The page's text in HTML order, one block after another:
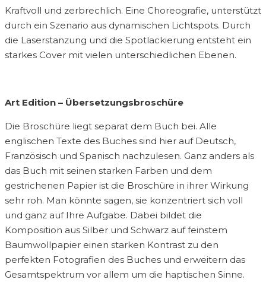
Kraftvoll und zerbrechlich. Eine Choreografie, unterstützt
durch ein Szenario aus dynamischen Lichtspots. Durch
die Laserstanzung und die Spotlackierung entsteht ein
starkes Cover mit vielen unterschiedlichen Ebenen.
Art Edition – Übersetzungsbroschüre
Die Broschüre liegt separat dem Buch bei. Alle
englischen Texte des Buches sind hier auf Deutsch,
Französisch und Spanisch nachzulesen. Ganz anders als
das Buch mit seinen starken Farben und dem
gestrichenen Papier ist die Broschüre in ihrer Wirkung
sehr roh. Man könnte sagen, sie konzentriert sich voll
und ganz auf Ihre Aufgabe. Dabei bildet die
Komposition aus Silber und Schwarz auf feinstem
Baumwollpapier einen starken Kontrast zu den
perfekten Fotografien des Buches und erweitern das
Gesamtspektrum vor allem um die haptischen Sinne.